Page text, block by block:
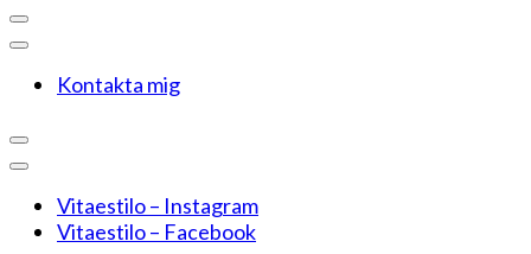
Kontakta mig
Vitaestilo – Instagram
Vitaestilo – Facebook